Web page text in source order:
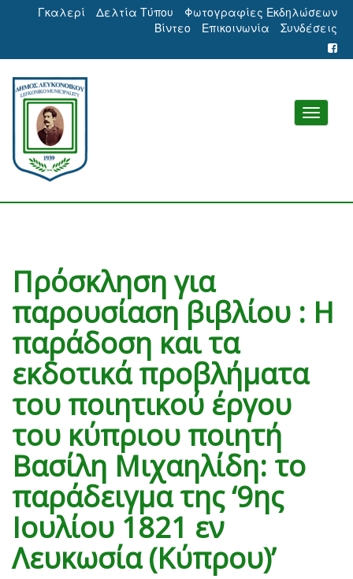
Γκαλερί Δελτία Τύπου
Φωτογραφίες Εκδηλώσεων
Βίντεο
Επικοινωνία Συνδέσεις
Πρόσκληση για
παρουσίαση βιβλίου : Η
παράδοση και τα
εκδοτικά προβλήματα
του ποιητικού έργου
του κύπριου ποιητή
Βασίλη Μιχαηλίδη: το
παράδειγμα της ‘9ης
Ιουλίου 1821 εν
Λευκωσία (Κύπρου)’